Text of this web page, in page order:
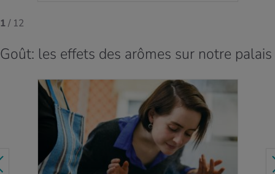
1/ 12
Goût: les effets des arômes sur notre palais
EN SAVOIR PLUS